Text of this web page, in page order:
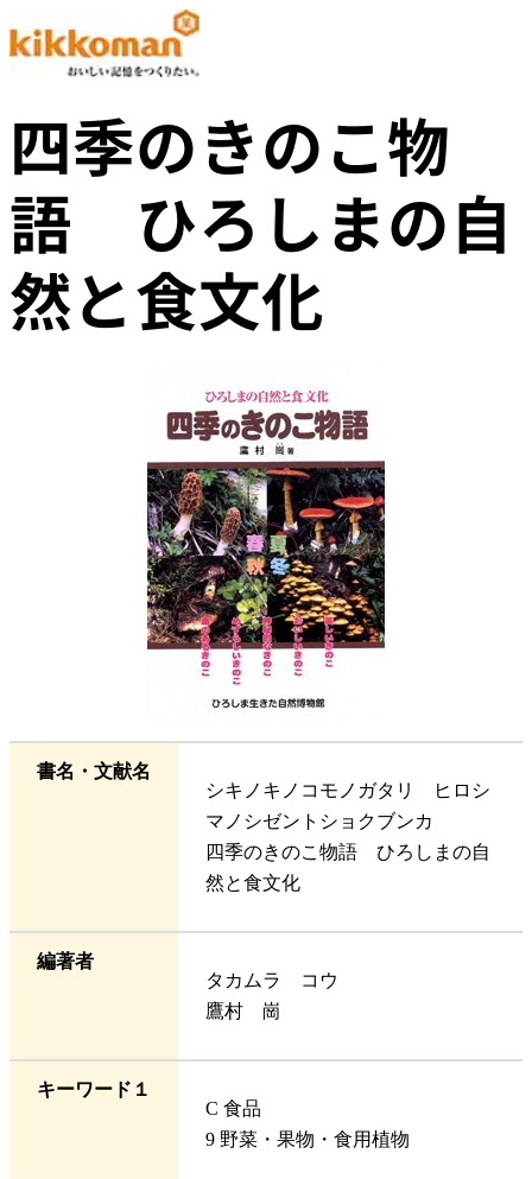
四季のきのこ物
語 ひろしまの自
然と食文化
書名・文献名
シキノキノコモノガタリ ヒロシ
マノシゼントショクブンカ
四季のきのこ物語 ひろしまの自
然と食文化
編著者
タカムラ コウ
鷹村 崗
キーワード１
C 食品
9 野菜・果物・食用植物